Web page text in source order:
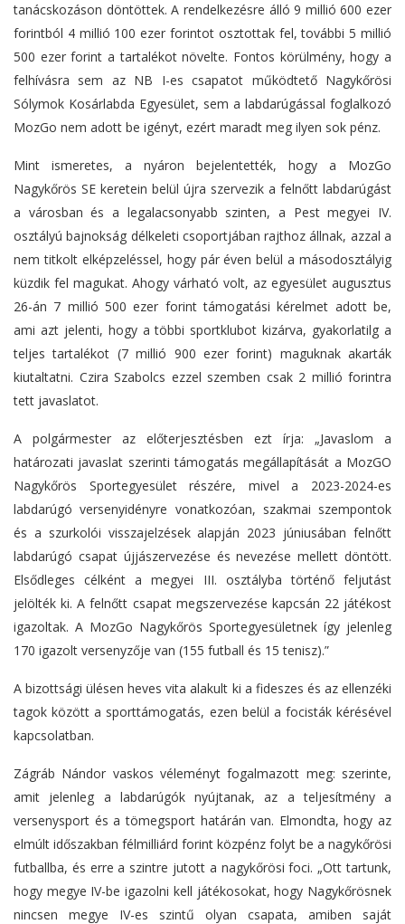
tanácskozáson döntöttek. A rendelkezésre álló 9 millió 600 ezer
forintból 4 millió 100 ezer forintot osztottak fel, további 5 millió
500 ezer forint a tartalékot növelte. Fontos körülmény, hogy a
felhívásra sem az NB I-es csapatot működtető Nagykőrösi
Sólymok Kosárlabda Egyesület, sem a labdarúgással foglalkozó
MozGo nem adott be igényt, ezért maradt meg ilyen sok pénz.
Mint ismeretes, a nyáron bejelentették, hogy a MozGo
Nagykőrös SE keretein belül újra szervezik a felnőtt labdarúgást
a városban és a legalacsonyabb szinten, a Pest megyei IV.
osztályú bajnokság délkeleti csoportjában rajthoz állnak, azzal a
nem titkolt elképzeléssel, hogy pár éven belül a másodosztályig
küzdik fel magukat. Ahogy várható volt, az egyesület augusztus
26-án 7 millió 500 ezer forint támogatási kérelmet adott be,
ami azt jelenti, hogy a többi sportklubot kizárva, gyakorlatilg a
teljes tartalékot (7 millió 900 ezer forint) maguknak akarták
kiutaltatni. Czira Szabolcs ezzel szemben csak 2 millió forintra
tett javaslatot.
A polgármester az előterjesztésben ezt írja: „Javaslom a
határozati javaslat szerinti támogatás megállapítását a MozGO
Nagykőrös Sportegyesület részére, mivel a 2023-2024-es
labdarúgó versenyidényre vonatkozóan, szakmai szempontok
és a szurkolói visszajelzések alapján 2023 júniusában felnőtt
labdarúgó csapat újjászervezése és nevezése mellett döntött.
Elsődleges célként a megyei III. osztályba történő feljutást
jelölték ki. A felnőtt csapat megszervezése kapcsán 22 játékost
igazoltak. A MozGo Nagykőrös Sportegyesületnek így jelenleg
170 igazolt versenyzője van (155 futball és 15 tenisz).”
A bizottsági ülésen heves vita alakult ki a fideszes és az ellenzéki
tagok között a sporttámogatás, ezen belül a focisták kérésével
kapcsolatban.
Zágráb Nándor vaskos véleményt fogalmazott meg: szerinte,
amit jelenleg a labdarúgók nyújtanak, az a teljesítmény a
versenysport és a tömegsport határán van. Elmondta, hogy az
elmúlt időszakban félmilliárd forint közpénz folyt be a nagykőrösi
futballba, és erre a szintre jutott a nagykőrösi foci. „Ott tartunk,
hogy megye IV-be igazolni kell játékosokat, hogy Nagykőrösnek
nincsen megye IV-es szintű olyan csapata, amiben saját